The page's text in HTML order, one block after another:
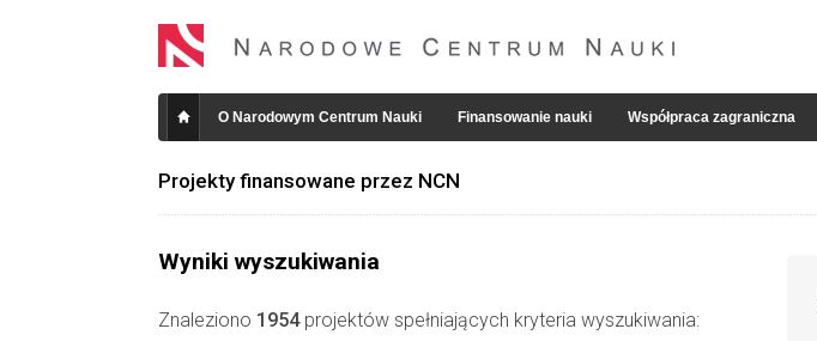
O Narodowym Centrum Nauki Finansowanie nauki Współpraca zagraniczna
Projekty finansowane przez NCN
Wyniki wyszukiwania
Znaleziono 1954projektów spełniających kryteria wyszukiwania: